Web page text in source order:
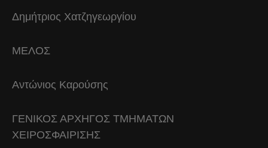
Δημήτριος Χατζηγεωργίου
ΜΕΛΟΣ
Αντώνιος Καρούσης
ΓΕΝΙΚΟΣ ΑΡΧΗΓΟΣ ΤΜΗΜΑΤΩΝ
ΧΕΙΡΟΣΦΑΙΡΙΣΗΣ